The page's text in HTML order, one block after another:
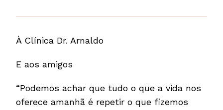
À Clínica Dr. Arnaldo
E aos amigos
“Podemos achar que tudo o que a vida nos
oferece amanhã é repetir o que fizemos